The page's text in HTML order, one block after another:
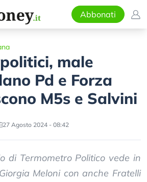
Abbonati
male
Pd e Forza
M5s e Salvini
27 Agosto 2024 - 08:42
di Termometro Politico vede in
Meloni con anche Fratelli